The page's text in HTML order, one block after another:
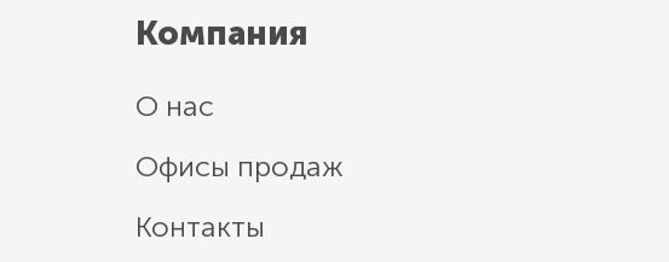
Компания
О нас
Офисы продаж
Контакты